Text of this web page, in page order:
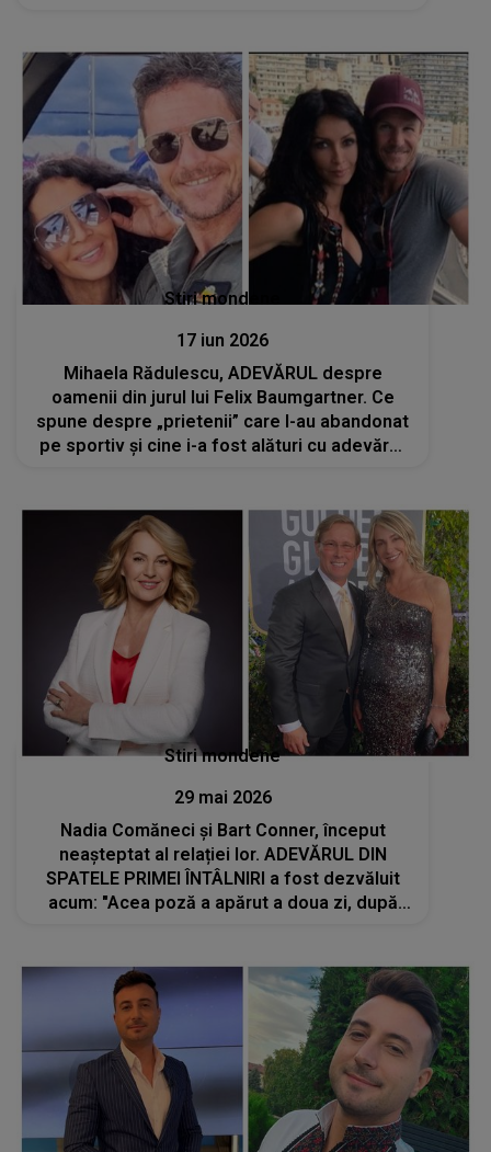
Stiri mondene
17 iun 2026
Mihaela Rădulescu, ADEVĂRUL despre
oamenii din jurul lui Felix Baumgartner. Ce
spune despre „prietenii” care l-au abandonat
pe sportiv și cine i-a fost alături cu adevărat
Stiri mondene
29 mai 2026
Nadia Comăneci și Bart Conner, început
neașteptat al relației lor. ADEVĂRUL DIN
SPATELE PRIMEI ÎNTÂLNIRI a fost dezvăluit
acum: "Acea poză a apărut a doua zi, după